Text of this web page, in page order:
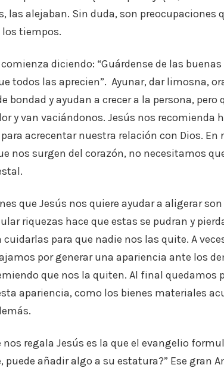
las alejaban. Sin duda, son preocupaciones
tiempos.
diciendo: “Guárdense de las
todos las aprecien”. Ayunar, dar limosna,
bondad y ayudan a crecer a la persona, pero
y van vaciándonos. Jesús nos recomienda
acrecentar nuestra relación con Dios. En
nos surgen del corazón, no necesitamos
que Jesús nos quiere ayudar a aligerar
riquezas hace que estas se pudran y
cuidarlas para que nadie nos las quite. A
por generar una apariencia ante los
que nos la quiten. Al final quedamos
apariencia, como los bienes materiales
regala Jesús es la que el evangelio
puede añadir algo a su estatura?” Ese gran